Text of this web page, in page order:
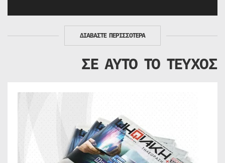
ΔΙΑΒΑΣΤΕ ΠΕΡΙΣΣΟΤΕΡΑ
ΣΕ ΑΥΤΟ ΤΟ ΤΕΥΧΟΣ